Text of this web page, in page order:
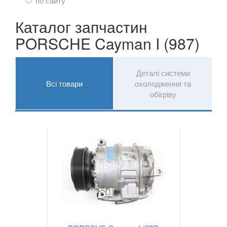
VOLKSWAGEN
VOLVO keyboard_arrow_down
Каталог запчастин
PORSCHE Cayman I (987)
Всі товари
Деталі системи
охолодження та
обігріву